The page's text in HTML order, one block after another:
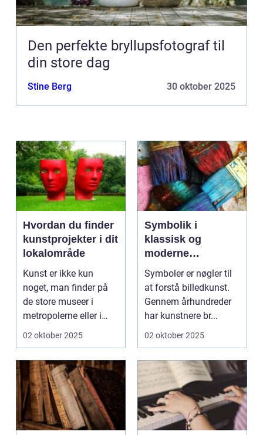
Den perfekte bryllupsfotograf til
din store dag
Stine Berg 30 oktober 2025
Hvordan du finder
kunstprojekter i dit
lokalområde
Kunst er ikke kun
noget, man finder på
de store museer i
metropolerne eller i
internationale g...
02 oktober 2025
Symbolik i
klassisk og
moderne
billedkunst
Symboler er nøgler til
at forstå billedkunst.
Gennem århundreder
har kunstnere br...
02 oktober 2025